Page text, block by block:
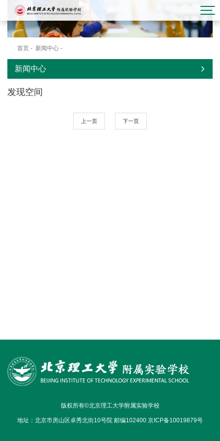
首页 - 新闻中心 -
新闻中心
发现空间
上一页 下一页
版权所有©北京理工大学附属实验学校
地址：北京市房山区卓秀北街10号院 邮编102400 京ICP备10019879号